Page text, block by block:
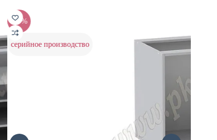
-20%
серийное производство